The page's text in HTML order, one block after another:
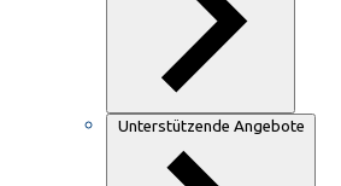
Unterstützende Angebote